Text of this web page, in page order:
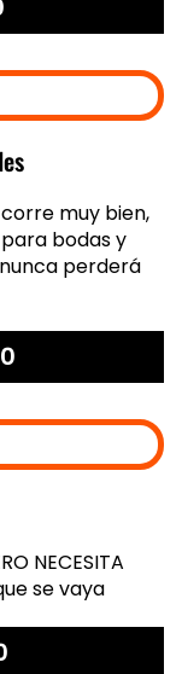
muy bien,
bodas y
perderá
NECESITA
se vaya